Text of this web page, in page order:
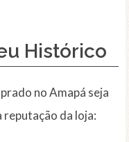
Histórico
no Amapá seja
da loja: